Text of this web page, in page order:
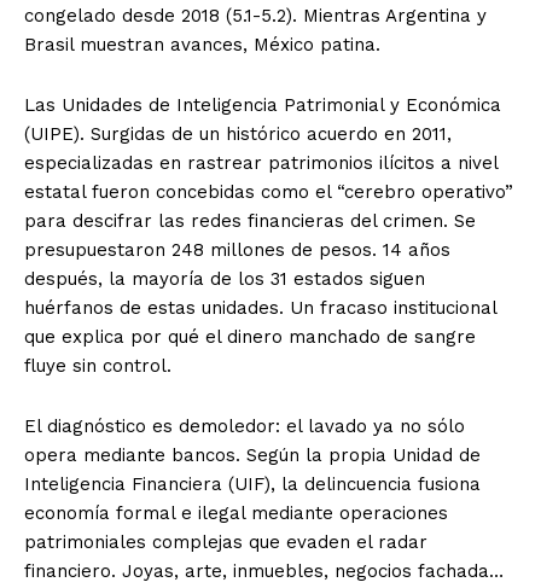
congelado desde 2018 (5.1-5.2). Mientras Argentina y
Brasil muestran avances, México patina.
Las Unidades de Inteligencia Patrimonial y Económica
(UIPE). Surgidas de un histórico acuerdo en 2011,
especializadas en rastrear patrimonios ilícitos a nivel
estatal fueron concebidas como el “cerebro operativo”
para descifrar las redes financieras del crimen. Se
presupuestaron 248 millones de pesos. 14 años
después, la mayoría de los 31 estados siguen
huérfanos de estas unidades. Un fracaso institucional
que explica por qué el dinero manchado de sangre
fluye sin control.
El diagnóstico es demoledor: el lavado ya no sólo
opera mediante bancos. Según la propia Unidad de
Inteligencia Financiera (UIF), la delincuencia fusiona
economía formal e ilegal mediante operaciones
patrimoniales complejas que evaden el radar
financiero. Joyas, arte, inmuebles, negocios fachada…